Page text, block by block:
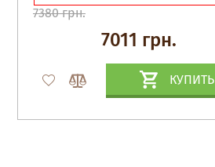
7380 грн.
7011 грн.
КУПИТЬ